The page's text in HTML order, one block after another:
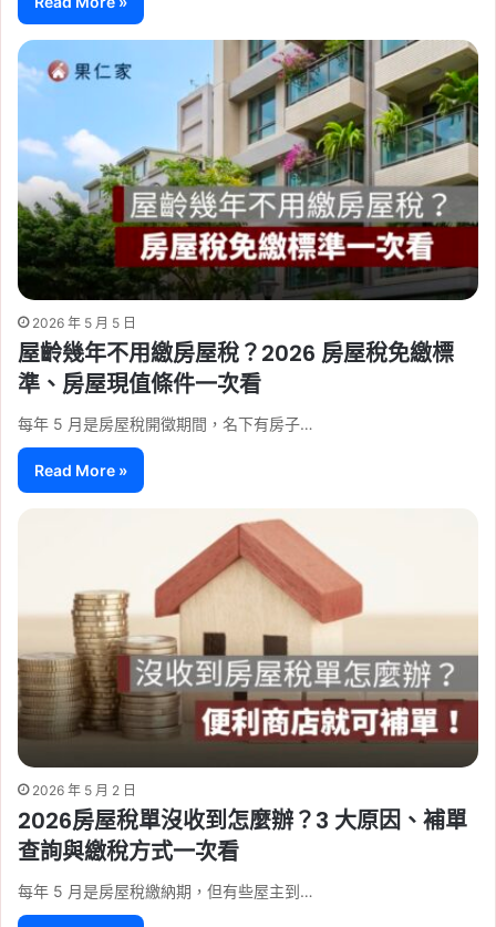
2026 年 5 月 5 日
屋齡幾年不用繳房屋稅？2026 房屋稅免繳標
準、房屋現值條件一次看
每年 5 月是房屋稅開徵期間，名下有房子…
Read More »
2026 年 5 月 2 日
2026房屋稅單沒收到怎麼辦？3 大原因、補單
查詢與繳稅方式一次看
每年 5 月是房屋稅繳納期，但有些屋主到…